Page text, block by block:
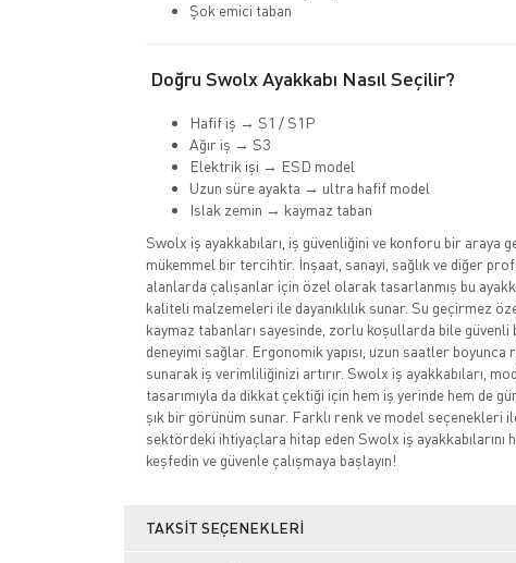
Şok emici taban
Doğru Swolx Ayakkabı Nasıl Seçilir?
Hafif iş → S1 / S1P
Ağır iş → S3
Elektrik işi → ESD model
Uzun süre ayakta → ultra hafif model
Islak zemin → kaymaz taban
Swolx iş ayakkabıları, iş güvenliğini ve konforu bir araya
mükemmel bir tercihtir. İnşaat, sanayi, sağlık ve diğer
alanlarda çalışanlar için özel olarak tasarlanmış bu
kaliteli malzemeleri ile dayanıklılık sunar. Su geçirmez
kaymaz tabanları sayesinde, zorlu koşullarda bile güvenli
deneyimi sağlar. Ergonomik yapısı, uzun saatler boyunca
sunarak iş verimliliğinizi artırır. Swolx iş ayakkabıları,
tasarımıyla da dikkat çektiği için hem iş yerinde hem de
şık bir görünüm sunar. Farklı renk ve model seçenekleri
sektördeki ihtiyaçlara hitap eden Swolx iş ayakkabılarını
keşfedin ve güvenle çalışmaya başlayın!
TAKSIT SEÇENEKLERI